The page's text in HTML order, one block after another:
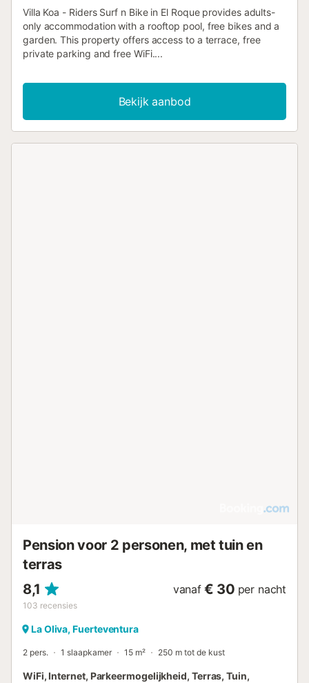
Villa Koa - Riders Surf n Bike in El Roque provides adults-
only accommodation with a rooftop pool, free bikes and a
garden. This property offers access to a terrace, free
private parking and free WiFi....
Bekijk aanbod
Pension voor 2 personen, met tuin en
terras
8,1
103 recensies
vanaf € 30 per nacht
La Oliva, Fuerteventura
2 pers. 1 slaapkamer 15 m² 250 m tot de kust
WiFi, Internet, Parkeermogelijkheid, Terras, Tuin,